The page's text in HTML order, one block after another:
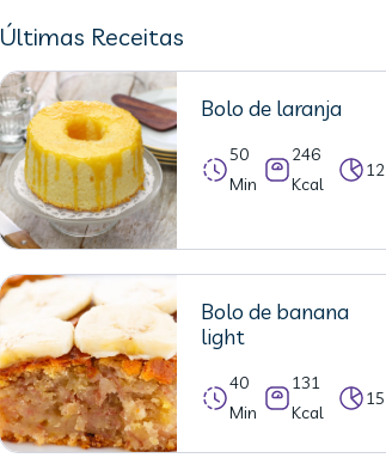
Últimas Receitas
Bolo de laranja
50
Min
246
Kcal
12
Bolo de banana
light
40
Min
131
Kcal
15